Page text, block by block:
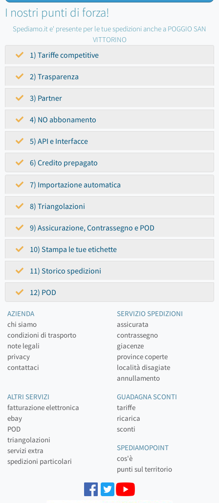
I nostri punti di forza!
Spediamo.it e' presente per le tue spedizioni anche a POGGIO SAN
VITTORINO
1) Tariffe competitive
2) Trasparenza
3) Partner
4) NO abbonamento
5) API e Interfacce
6) Credito prepagato
7) Importazione automatica
8) Triangolazioni
9) Assicurazione, Contrassegno e POD
10) Stampa le tue etichette
11) Storico spedizioni
12) POD
AZIENDA
chi siamo
condizioni di trasporto
note legali
privacy
contattaci
SERVIZIO SPEDIZIONI
assicurata
contrassegno
giacenze
province coperte
località disagiate
annullamento
ALTRI SERVIZI
fatturazione elettronica
ebay
POD
triangolazioni
servizi extra
spedizioni particolari
GUADAGNA SCONTI
tariffe
ricarica
sconti
SPEDIAMOPOINT
cos'è
punti sul territorio